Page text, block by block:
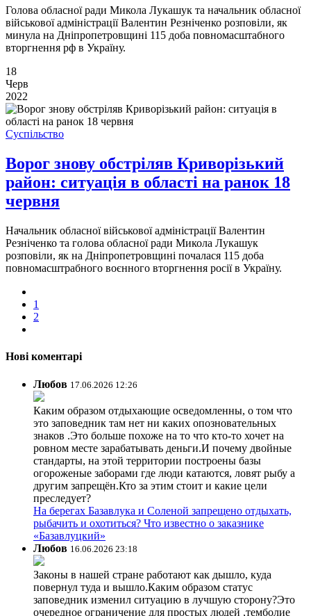
Голова обласної ради Микола Лукашук та начальник обласної
військової адміністрації Валентин Резніченко розповіли, як
минула на Дніпропетровщині 115 доба повномасштабного
вторгнення рф в Україну.
18
Черв
2022
Суспільство
Ворог знову обстріляв Криворізький
район: ситуація в області на ранок 18
червня
Начальник обласної військової адміністрації Валентин
Резніченко та голова обласної ради Микола Лукашук
розповіли, як на Дніпропетровщині почалася 115 доба
повномасштрабного воєнного вторгнення росії в Україну.
1
2
Нові коментарі
Любов 17.06.2026 12:26
Каким образом отдыхающие осведомленны, о том что
это заповедник там нет ни каких опозновательных
знаков .Это больше похоже на то что кто-то хочет на
ровном месте зарабатывать деньги.И почему двойные
стандарты, на этой территории построены базы
огороженые заборами где люди катаются, ловят рыбу а
другим запрещён.Кто за этим стоит и какие цели
преследует?
На берегах Базавлука и Соленой запрещено отдыхать,
рыбачить и охотиться? Что известно о заказнике
«Базавлуцкий»
Любов 16.06.2026 23:18
Законы в нашей стране работают как дышло, куда
повернул туда и вышло.Каким образом статус
заповедник изменил ситуацию в лучшую сторону?Это
очередное ограничение для простых людей ,темболие